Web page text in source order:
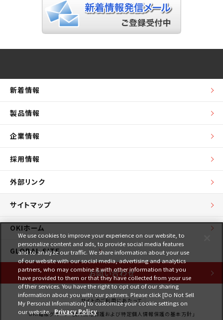
新着情報
製品情報
企業情報
採用情報
外部リンク
サイトマップ
OKIホーム
GLOBAL SITE
お問い合わせ
サイトのご利用にあたって
OKI電線グループ「個人情報保護および特定個人情報保護の基本方針」
We use cookies to improve your experience on our website, to
personalize content and ads, to provide social media features
and to analyze our traffic. We share information about your use
of our website with our social media, advertising and analytics
partners, who may combine it with other information that you
have provided to them or that they have collected from your use
of their services. You have the right to opt out of our sharing
information about you with our partners. Please click [Do Not Sell
My Personal Information] to customize your cookie settings on
our website. Privacy Policy